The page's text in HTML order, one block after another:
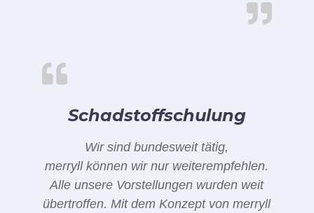
Schadstoffschulung
Wir sind bundesweit tätig,
merryll können wir nur weiterempfehlen.
Alle unsere Vorstellungen wurden weit
übertroffen. Mit dem Konzept von merryll